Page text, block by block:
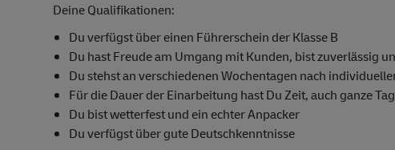
Deine Qualifikationen:
Du verfügst über einen Führerschein der Klasse B
Du hast Freude am Umgang mit Kunden, bist zuverlässig
Du stehst an verschiedenen Wochentagen nach
Für die Dauer der Einarbeitung hast Du Zeit, auch ganze
Du bist wetterfest und ein echter Anpacker
Du verfügst über gute Deutschkenntnisse